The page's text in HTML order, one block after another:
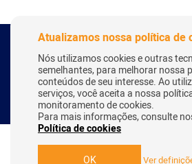
Copyright Webitcoin 2018 - Todos os
Desenvolvido por: Herick
Atualizamos nossa política de
Nós utilizamos cookies e outras
semelhantes, para melhorar nossa
conteúdos de seu interesse. Ao
serviços, você aceita a nossa
monitoramento de cookies.
Para mais informações, consulte
Política de cookies
OK Ver